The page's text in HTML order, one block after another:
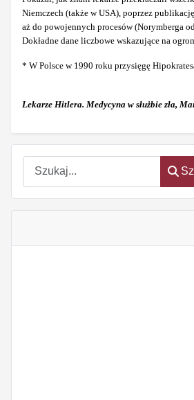
Szukaj
Niemczech (także w USA), poprzez publikację
aż do powojennych procesów (Norymberga
Dokładne dane liczbowe wskazujące na
* W Polsce w 1990 roku przysięgę
Lekarze Hitlera. Medycyna w służbie zła,